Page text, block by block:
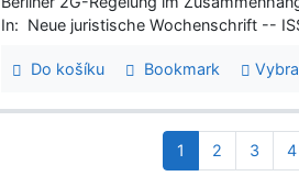
In: Neue juristische Wochenschrift --
Do košíku Bookmark
1 2 3 4